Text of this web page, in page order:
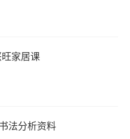
家居课
法分析资料